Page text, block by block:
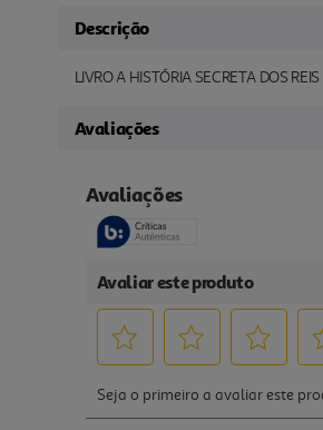
Descrição
LIVRO A HISTÓRIA SECRETA DOS
Avaliações